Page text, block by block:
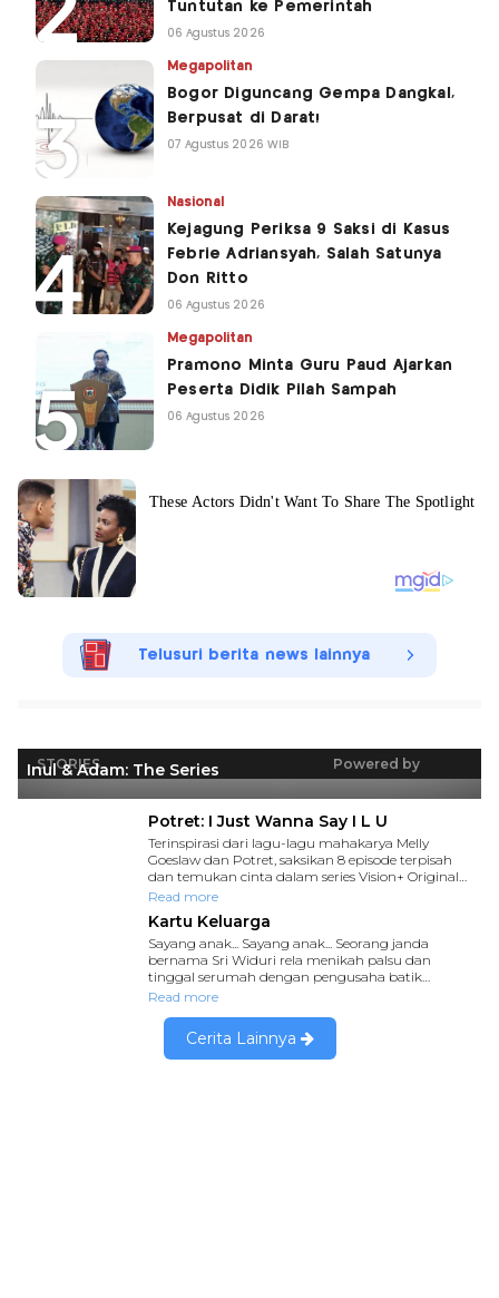
Tuntutan ke Pemerintah
06 Agustus 2026
Megapolitan
Bogor Diguncang Gempa Dangkal,
Berpusat di Darat!
07 Agustus 2026 WIB
Nasional
Kejagung Periksa 9 Saksi di Kasus
Febrie Adriansyah, Salah Satunya
Don Ritto
06 Agustus 2026
Megapolitan
Pramono Minta Guru Paud Ajarkan
Peserta Didik Pilah Sampah
06 Agustus 2026
Telusuri berita news lainnya